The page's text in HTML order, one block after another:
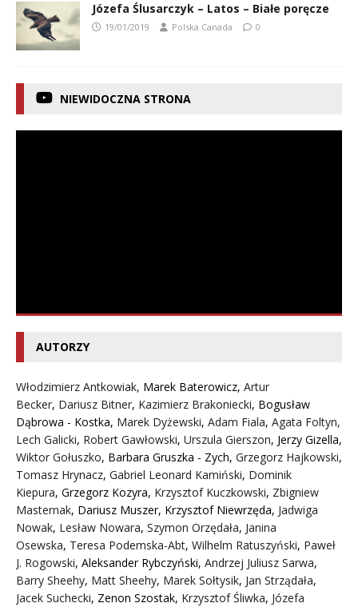
Józefa Ślusarczyk – Latos – Białe poręcze
19/01/2019 Polska Canada 0
NIEWIDOCZNA STRONA
AUTORZY
Włodzimierz Antkowiak, Marek Baterowicz, Artur
Becker, Dariusz Bitner, Kazimierz Brakoniecki, Bogusław
Dąbrowa - Kostka, Marek Dyżewski, Adam Fiala, Agata Foltyn,
Lech Galicki, Robert Gawłowski, Urszula Gierszon, Jerzy Gizella,
Wiktor Gołuszko, Barbara Gruszka - Zych, Grzegorz Hajkowski,
Tomasz Hrynacz, Gabriel Leonard Kamiński, Dominik
Kiepura, Grzegorz Kozyra, Krzysztof Kuczkowski, Zbigniew
Masternak, Dariusz Muszer, Krzysztof Niewrzęda, Jadwiga
Nowak, Lesław Nowara, Szymon Orzędała, Janina
Osewska, Teresa Podemska-Abt, Wilhelm Ratuszyński, Paweł
J. Rogowski, Aleksander Rybczyński, Andrzej Juliusz Sarwa,
Barry Sheehy, Matt Sheehy, Marek Sołtysik, Jan Strządała,
Jacek Suchecki, Zenon Szostak, Krzysztof Śliwka, Józefa